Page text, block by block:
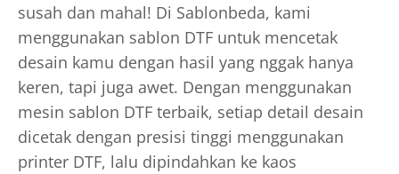
susah dan mahal! Di Sablonbeda, kami
menggunakan sablon DTF untuk mencetak
desain kamu dengan hasil yang nggak hanya
keren, tapi juga awet. Dengan menggunakan
mesin sablon DTF terbaik, setiap detail desain
dicetak dengan presisi tinggi menggunakan
printer DTF, lalu dipindahkan ke kaos